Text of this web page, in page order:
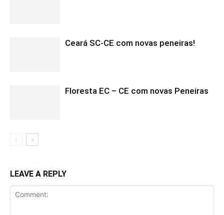
Ceará SC-CE com novas peneiras!
Floresta EC – CE com novas Peneiras
LEAVE A REPLY